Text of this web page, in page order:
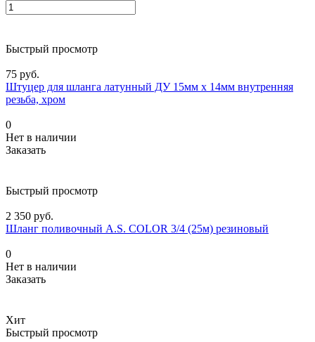
Быстрый просмотр
75 руб.
Штуцер для шланга латунный ДУ 15мм х 14мм внутренняя
резьба, хром
0
Нет в наличии
Заказать
Быстрый просмотр
2 350 руб.
Шланг поливочный A.S. COLOR 3/4 (25м) резиновый
0
Нет в наличии
Заказать
Хит
Быстрый просмотр